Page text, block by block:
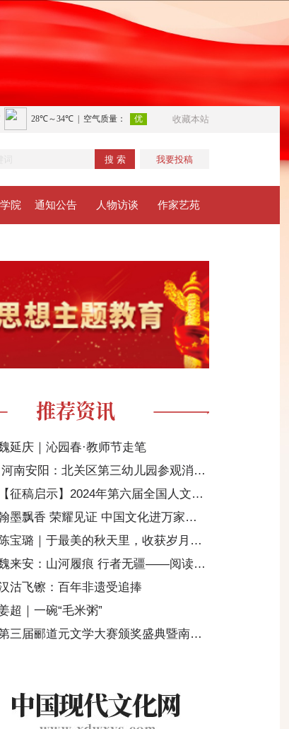
收藏本站
搜 索 我要投稿
院 通知公告 人物访谈 作家艺苑
推荐资讯
延庆｜沁园春·教师节走笔
河南安阳：北关区第三幼儿园参观消防
大队社会实践活动
【征稿启示】2024年第六届全国人文地
文大赛征稿
墨飘香 荣耀见证 中国文化进万家年
典在京隆重举办
陈宝璐｜于最美的秋天里，收获岁月的
（美文）
来安：山河履痕 行者无疆——阅读许
撰著《山河履痕》记
沽飞镲：百年非遗受追捧
超｜一碗“毛米粥”
三届郦道元文学大赛颁奖盛典暨南国